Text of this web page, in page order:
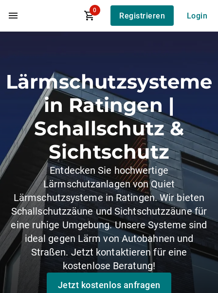
Zum Hauptinhalt
0
Registrieren Login
Lärmschutzsysteme
in Ratingen |
Schallschutz &
Sichtschutz
Entdecken Sie hochwertige
Lärmschutzanlagen von Quiet
Lärmschutzsysteme in Ratingen. Wir bieten
Schallschutzzäune und Sichtschutzzäune für
eine ruhige Umgebung. Unsere Systeme sind
ideal gegen Lärm von Autobahnen und
Straßen. Jetzt kontaktieren für eine
kostenlose Beratung!
Jetzt kostenlos anfragen